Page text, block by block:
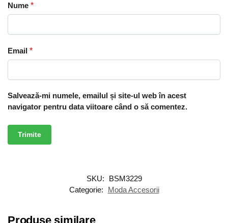
Nume *
Email *
Salvează-mi numele, emailul și site-ul web în acest
navigator pentru data viitoare când o să comentez.
SKU:
BSM3229
Categorie:
Moda Accesorii
Produse similare